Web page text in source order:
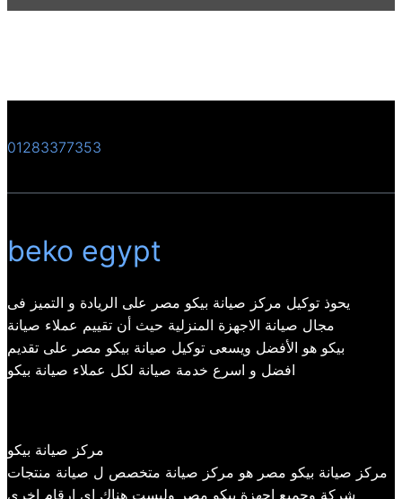
01283377353
beko egypt
يحوذ توكيل مركز صيانة بيكو مصر على الريادة و التميز فى
مجال صيانة الاجهزة المنزلية حيث أن تقييم عملاء صيانة
بيكو هو الأفضل ويسعى توكيل صيانة بيكو مصر على تقديم
افضل و اسرع خدمة صيانة لكل عملاء صيانة بيكو
مركز صيانة بيكو
مركز صيانة بيكو مصر هو مركز صيانة متخصص ل صيانة منتجات
شركة وجميع اجهزة بيكو مصر وليست هناك اي ارقام اخري